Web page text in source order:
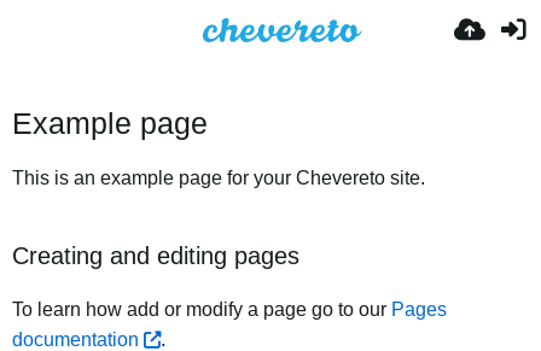
Example page
This is an example page for your Chevereto site.
Creating and editing pages
To learn how add or modify a page go to our Pages
documentation
.